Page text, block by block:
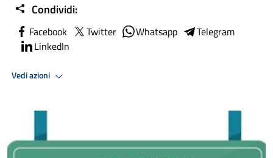
Condividi:
Facebook Twitter Whatsapp
Telegram
LinkedIn
Vedi azioni